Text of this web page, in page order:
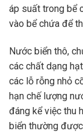
áp suất trong bể
vào bể chứa để
Nước biển thô,
các chất dạng
các lỗ rỗng nhỏ
hạn chế lượng
đáng kể việc thu
biển thường